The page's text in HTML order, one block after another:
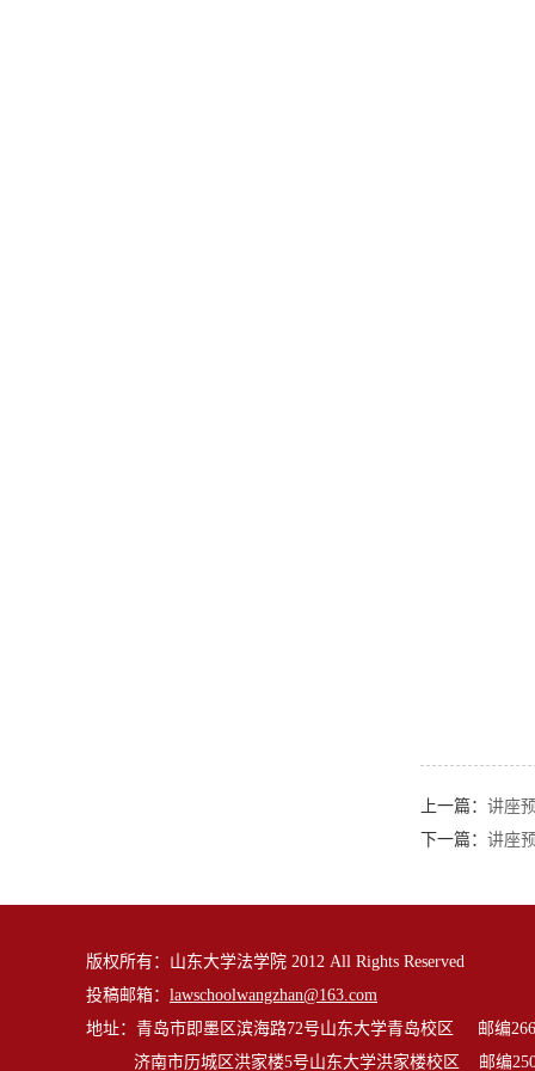
上一篇： 讲座
下一篇： 讲座
版权所有：山东大学法学院 2012 All Rights Reserved
投稿邮箱： lawschoolwangzhan@163.com
地址：青岛市即墨区滨海路72号山东大学青岛校区 邮编
济南市历城区洪家楼5号山东大学洪家楼校区 邮编